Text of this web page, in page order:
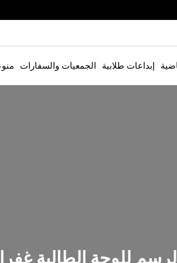
إبداعات طلابية الجمعيات والسفارات
للوحة الطالبة